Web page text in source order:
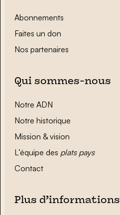
Abonnements
Faites un don
Nos partenaires
Qui sommes-nous
Notre ADN
Notre historique
Mission & vision
L’équipe des plats pays
Contact
Plus d’informations